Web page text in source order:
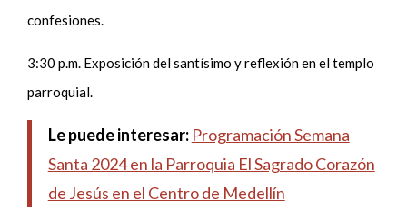
confesiones.
3:30 p.m. Exposición del santísimo y reflexión en el templo
parroquial.
Le puede interesar: Programación Semana
Santa 2024 en la Parroquia El Sagrado Corazón
de Jesús en el Centro de Medellín